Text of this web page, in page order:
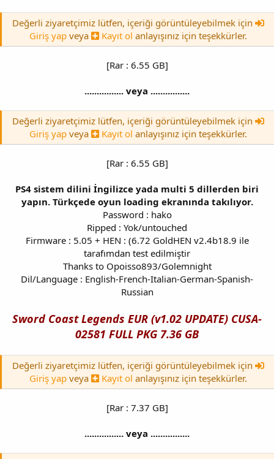
Değerli ziyaretçimiz lütfen, içeriği görüntüleyebilmek için
Giriş yap veya Kayıt ol anlayışınız için teşekkürler.
[Rar : 6.55 GB]
................ veya ................
Değerli ziyaretçimiz lütfen, içeriği görüntüleyebilmek için
Giriş yap veya Kayıt ol anlayışınız için teşekkürler.
[Rar : 6.55 GB]
PS4 sistem dilini İngilizce yada multi 5 dillerden biri
yapın. Türkçede oyun loading ekranında takılıyor.
Password : hako
Ripped : Yok/untouched
Firmware : 5.05 + HEN : (6.72 GoldHEN v2.4b18.9 ile
tarafımdan test edilmiştir
Thanks to Opoisso893/Golemnight
Dil/Language : English-French-Italian-German-Spanish-
Russian
Sword Coast Legends EUR (v1.02 UPDATE) CUSA-
02581 FULL PKG 7.36 GB
Değerli ziyaretçimiz lütfen, içeriği görüntüleyebilmek için
Giriş yap veya Kayıt ol anlayışınız için teşekkürler.
[Rar : 7.37 GB]
................ veya ................